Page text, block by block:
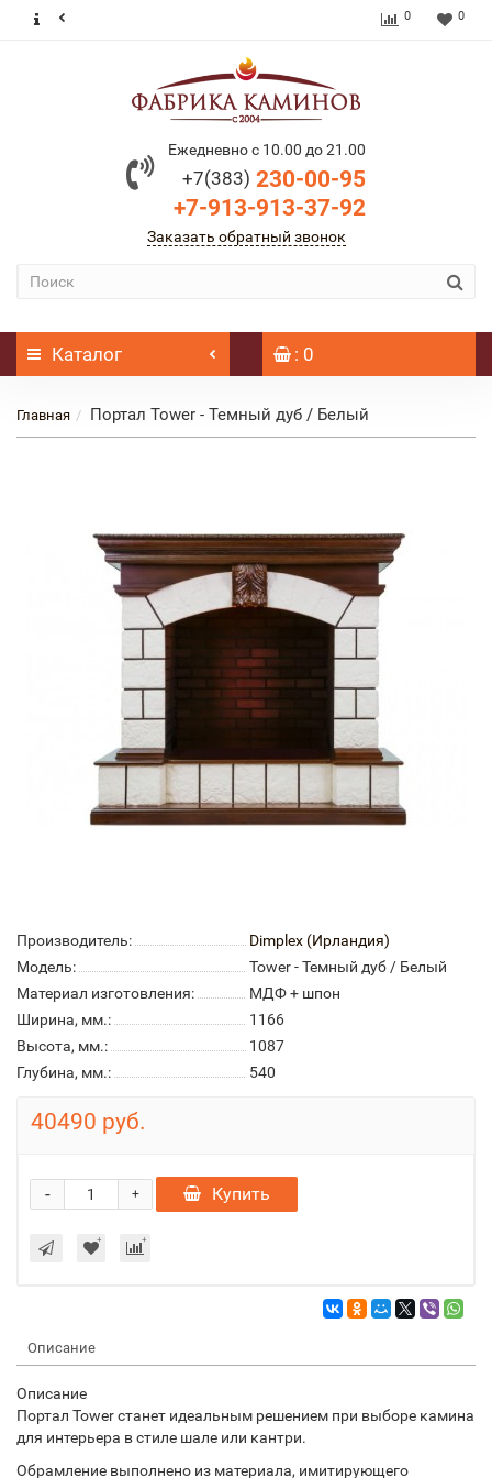
0 0
Ежедневно с 10.00 до 21.00
+7(383) 230-00-95
+7-913-913-37-92
Заказать обратный звонок
Каталог : 0
Главная Портал Tower - Темный дуб / Белый
Производитель:
Dimplex (Ирландия)
Модель:
Tower - Темный дуб / Белый
Материал изготовления:
МДФ + шпон
Ширина, мм.:
1166
Высота, мм.:
1087
Глубина, мм.:
540
40490 руб.
+
- Купить
Описание
Описание
Портал Tower станет идеальным решением при выборе камина
для интерьера в стиле шале или кантри.
Обрамление выполнено из материала, имитирующего